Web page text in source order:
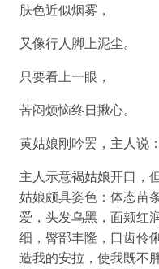
肤色近似烟雾，
又像行人脚上泥尘。
只要看上一眼，
苦闷烦恼终日揪心。
黄姑娘刚吟罢，主人说
主人示意褐姑娘开口，
姑娘颇具姿色：体态苗
爱，头发乌黑，面颊红
细，臀部丰隆，口齿伶
造我的安拉，使我既不